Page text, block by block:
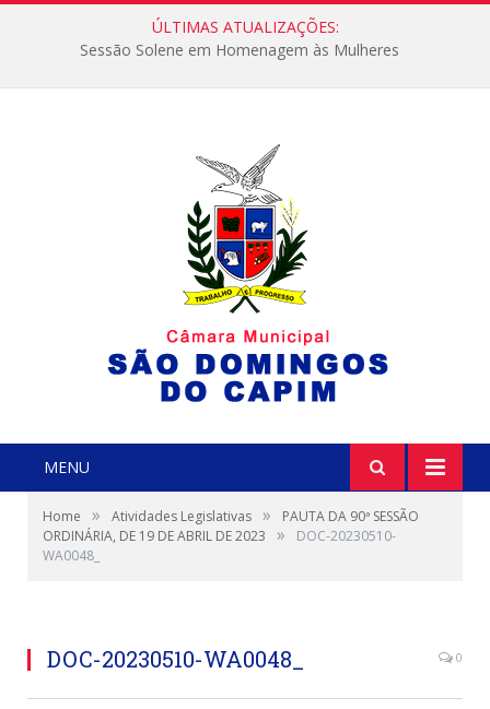
ÚLTIMAS ATUALIZAÇÕES:
Sessão Solene em Homenagem às Mulheres
MENU
Home » Atividades Legislativas »
PAUTA DA 90ª SESSÃO
ORDINÁRIA, DE 19 DE ABRIL DE 2023
»
DOC-20230510-
WA0048_
DOC-20230510-WA0048_ 0